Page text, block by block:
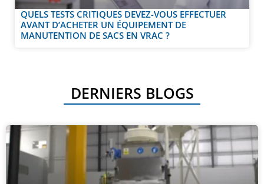
QUELS TESTS CRITIQUES DEVEZ-VOUS EFFECTUER
AVANT D’ACHETER UN ÉQUIPEMENT DE
MANUTENTION DE SACS EN VRAC ?
DERNIERS BLOGS